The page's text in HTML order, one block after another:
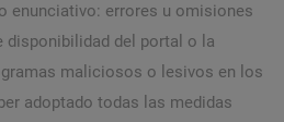
enunciativo: errores u omisiones
disponibilidad del portal o la
maliciosos o lesivos en los
adoptado todas las medidas